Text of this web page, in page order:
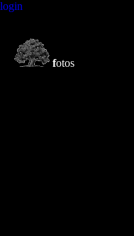
login
fotos